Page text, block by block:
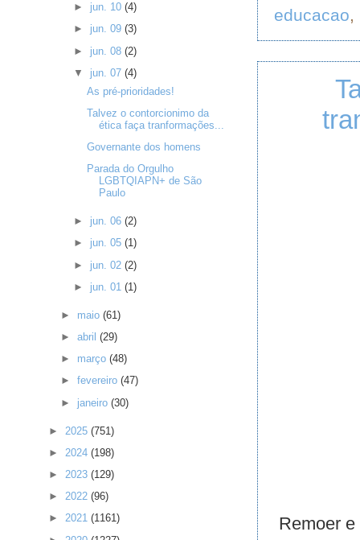
educacao,
Remoer
► jun. 10 (4)
► jun. 09 (3)
► jun. 08 (2)
▼ jun. 07 (4)
As pré-prioridades!
Talvez o contorcionimo da
ética faça tranformações...
Governante dos homens
Parada do Orgulho
LGBTQIAPN+ de São
Paulo
► jun. 06 (2)
► jun. 05 (1)
► jun. 02 (2)
► jun. 01 (1)
► maio(61)
►abril(29)
► março(48)
►fevereiro(47)
► janeiro(30)
► 2025 (751)
► 2024 (198)
► 2023 (129)
► 2022 (96)
► 2021 (1161)